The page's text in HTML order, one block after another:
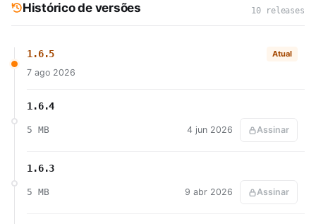
Histórico de versões 10 releases
1.6.5 Atual
7 ago 2026
1.6.4
5 MB 4 jun 2026 Assinar
1.6.3
5 MB 9 abr 2026 Assinar